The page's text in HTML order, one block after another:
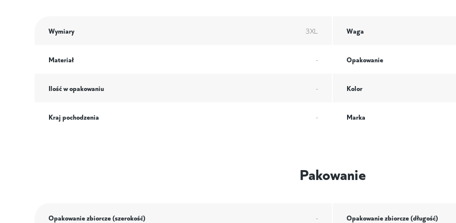
Wymiary 3XL Waga
Materiał - Opakowanie
Ilość w opakowaniu - Kolor
Kraj pochodzenia - Marka
Pakowanie
Opakowanie zbiorcze (szerokość) - Opakowanie zbiorcze (długość)